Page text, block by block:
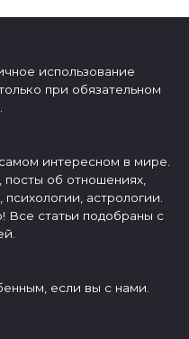
использование
при обязательном
интересном в мире.
посты об отношениях,
астрологии.
статьи подобраны с
если вы с нами.